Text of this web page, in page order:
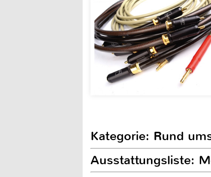
Kategorie: Rund
Ausstattungsliste: